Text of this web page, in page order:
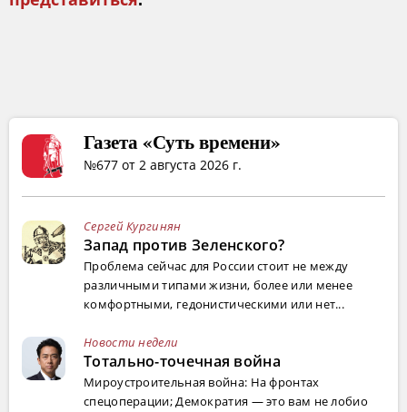
Газета «Суть времени»
№677 от 2 августа 2026 г.
Сергей Кургинян
Запад против Зеленского?
Проблема сейчас для России стоит не между
различными типами жизни, более или менее
комфортными, гедонистическими или нет...
Новости недели
Тотально-точечная война
Мироустроительная война: На фронтах
спецоперации; Демократия — это вам не лобио